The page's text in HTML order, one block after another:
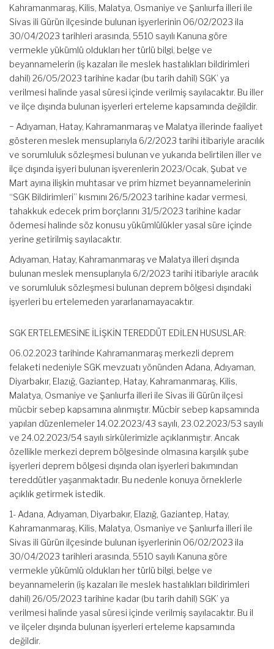
Kahramanmaraş, Kilis, Malatya, Osmaniye ve Şanlıurfa illeri ile
Sivas ili Gürün ilçesinde bulunan işyerlerinin 06/02/2023 ila
30/04/2023 tarihleri arasında, 5510 sayılı Kanuna göre
vermekle yükümlü oldukları her türlü bilgi, belge ve
beyannamelerin (iş kazaları ile meslek hastalıkları bildirimleri
dahil) 26/05/2023 tarihine kadar (bu tarih dahil) SGK’ ya
verilmesi halinde yasal süresi içinde verilmiş sayılacaktır. Bu iller
ve ilçe dışında bulunan işyerleri erteleme kapsamında değildir.
− Adıyaman, Hatay, Kahramanmaraş ve Malatya illerinde faaliyet
gösteren meslek mensuplarıyla 6/2/2023 tarihi itibariyle aracılık
ve sorumluluk sözleşmesi bulunan ve yukarıda belirtilen iller ve
ilçe dışında işyeri bulunan işverenlerin 2023/Ocak, Şubat ve
Mart ayına ilişkin muhtasar ve prim hizmet beyannamelerinin
“SGK Bildirimleri” kısmını 26/5/2023 tarihine kadar vermesi,
tahakkuk edecek prim borçlarını 31/5/2023 tarihine kadar
ödemesi halinde söz konusu yükümlülükler yasal süre içinde
yerine getirilmiş sayılacaktır.
Adıyaman, Hatay, Kahramanmaraş ve Malatya illeri dışında
bulunan meslek mensuplarıyla 6/2/2023 tarihi itibariyle aracılık
ve sorumluluk sözleşmesi bulunan deprem bölgesi dışındaki
işyerleri bu ertelemeden yararlanamayacaktır.
SGK ERTELEMESİNE İLİŞKİN TEREDDÜT EDİLEN HUSUSLAR:
06.02.2023 tarihinde Kahramanmaraş merkezli deprem
felaketi nedeniyle SGK mevzuatı yönünden Adana, Adıyaman,
Diyarbakır, Elazığ, Gaziantep, Hatay, Kahramanmaraş, Kilis,
Malatya, Osmaniye ve Şanlıurfa illeri ile Sivas ili Gürün ilçesi
mücbir sebep kapsamına alınmıştır. Mücbir sebep kapsamında
yapılan düzenlemeler 14.02.2023/43 sayılı, 23.02.2023/53 sayılı
ve 24.02.2023/54 sayılı sirkülerimizle açıklanmıştır. Ancak
özellikle merkezi deprem bölgesinde olmasına karşılık şube
işyerleri deprem bölgesi dışında olan işyerleri bakımından
tereddütler yaşanmaktadır. Bu nedenle konuya örneklerle
açıklık getirmek istedik.
1- Adana, Adıyaman, Diyarbakır, Elazığ, Gaziantep, Hatay,
Kahramanmaraş, Kilis, Malatya, Osmaniye ve Şanlıurfa illeri ile
Sivas ili Gürün ilçesinde bulunan işyerlerinin 06/02/2023 ila
30/04/2023 tarihleri arasında, 5510 sayılı Kanuna göre
vermekle yükümlü oldukları her türlü bilgi, belge ve
beyannamelerin (iş kazaları ile meslek hastalıkları bildirimleri
dahil) 26/05/2023 tarihine kadar (bu tarih dahil) SGK’ ya
verilmesi halinde yasal süresi içinde verilmiş sayılacaktır. Bu il
ve ilçeler dışında bulunan işyerleri erteleme kapsamında
değildir.